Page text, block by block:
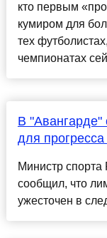
кто первым
кумиром для
тех
чемпионатах
В "Авангарде"
для
Министр
сообщил, что
ужесточен в